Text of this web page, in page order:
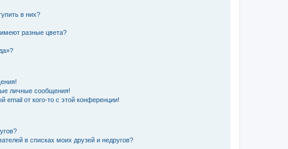
в них?
разные цвета?
личные сообщения!
email от кого-то с этой конференции!
в списках моих друзей и недругов?